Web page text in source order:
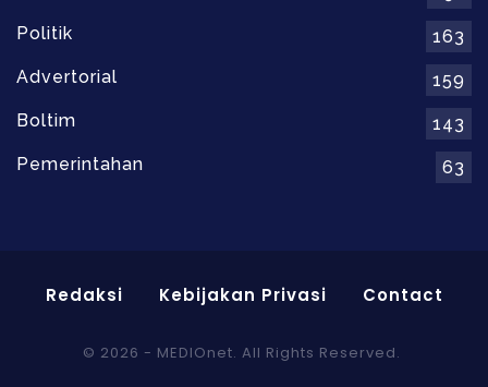
Politik
163
Advertorial
159
Boltim
143
Pemerintahan
63
Redaksi Kebijakan Privasi Contact
© 2026 - MEDIOnet. All Rights Reserved.